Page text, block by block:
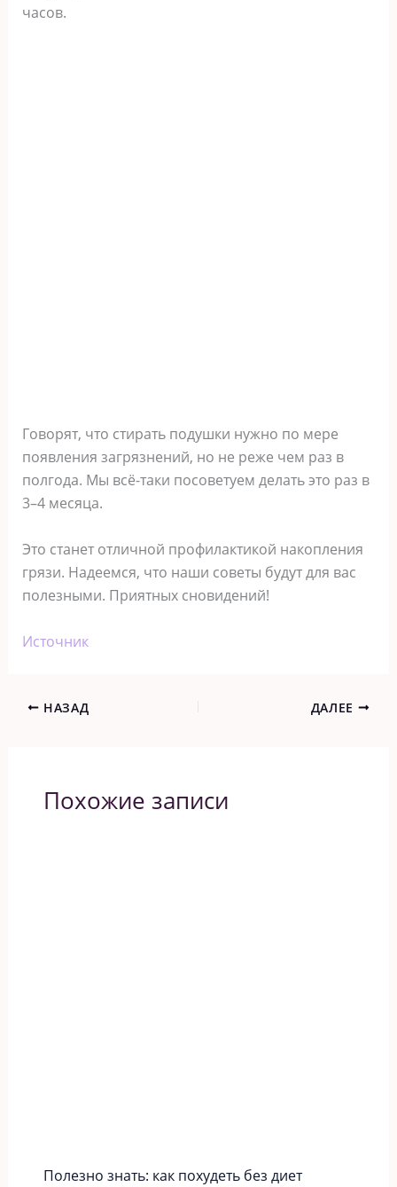
часов.
Говорят, что стирать подушки нужно по мере
появления загрязнений, но не реже чем раз в
полгода. Мы всё-таки посоветуем делать это раз в
3–4 месяца.
Это станет отличной профилактикой накопления
грязи. Надеемся, что наши советы будут для вас
полезными. Приятных сновидений!
Источник
НАЗАД ДАЛЕЕ
Похожие записи
Полезно знать: как похудеть без диет